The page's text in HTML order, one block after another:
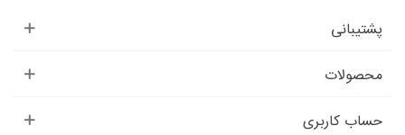
پشتیبانی
محصولات
حساب کاربری